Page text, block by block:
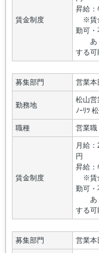
賃金制度
昇給：
※賃
勤可・
あく
する可
募集部門 営業
勤務地
松山営
ﾉｰﾘﾂ
職種 営業職
賃金制度
月給
円
昇給：
※賃
勤可・
あく
する可
募集部門 営業